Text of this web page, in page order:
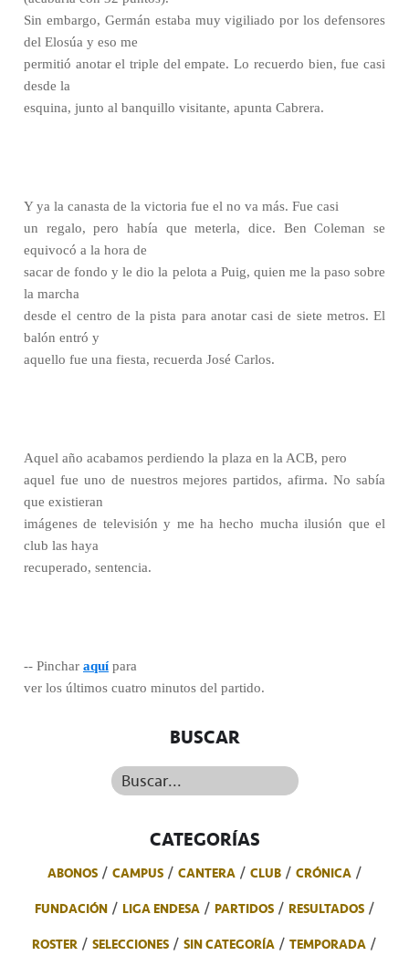
Sin embargo, Germán estaba muy vigiliado por los defensores
del Elosúa y eso me
permitió anotar el triple del empate. Lo recuerdo bien, fue casi
desde la
esquina, junto al banquillo visitante, apunta Cabrera.
Y ya la canasta de la victoria fue el no va más. Fue casi
un regalo, pero había que meterla, dice. Ben Coleman se
equivocó a la hora de
sacar de fondo y le dio la pelota a Puig, quien me la paso sobre
la marcha
desde el centro de la pista para anotar casi de siete metros. El
balón entró y
aquello fue una fiesta, recuerda José Carlos.
Aquel año acabamos perdiendo la plaza en la ACB, pero
aquel fue uno de nuestros mejores partidos, afirma. No sabía
que existieran
imágenes de televisión y me ha hecho mucha ilusión que el
club las haya
recuperado, sentencia.
-- Pinchar aquí para
ver los últimos cuatro minutos del partido.
BUSCAR
Buscar...
CATEGORÍAS
ABONOS CAMPUS CANTERA CLUB
CRÓNICA
FUNDACIÓN
LIGA ENDESA PARTIDOS
RESULTADOS
ROSTER
SELECCIONES SIN CATEGORÍA
TEMPORADA